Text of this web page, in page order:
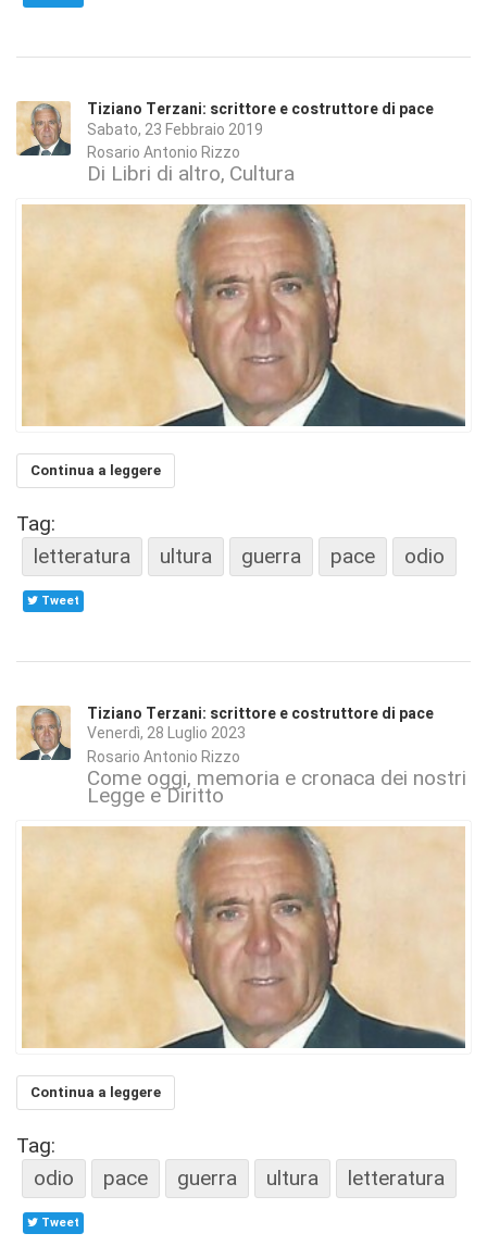
Tiziano Terzani: scrittore e costruttore di pace
Sabato, 23 Febbraio 2019
Rosario Antonio Rizzo
Di Libri di altro Cultura
Continua a leggere
Tag:
letteratura
ultura guerra pace odio
Tweet
Tiziano Terzani: scrittore e costruttore di pace
Venerdì, 28 Luglio 2023
Rosario Antonio Rizzo
Come oggi, memoria e cronaca dei nostri
Legge e Diritto
Continua a leggere
Tag:
odio
pace guerra ultura letteratura
Tweet